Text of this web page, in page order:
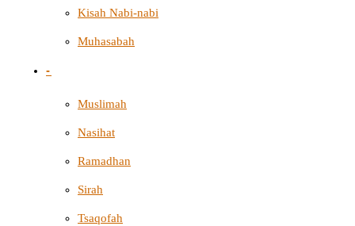
Kisah Nabi-nabi
Muhasabah
-
Muslimah
Nasihat
Ramadhan
Sirah
Tsaqofah